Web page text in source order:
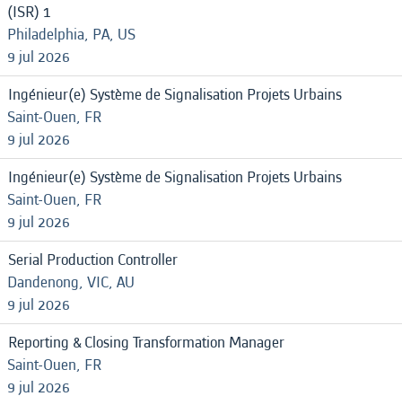
(ISR) 1
Philadelphia, PA, US
9 jul 2026
Ingénieur(e) Système de Signalisation Projets Urbains
Saint-Ouen, FR
9 jul 2026
Ingénieur(e) Système de Signalisation Projets Urbains
Saint-Ouen, FR
9 jul 2026
Serial Production Controller
Dandenong, VIC, AU
9 jul 2026
Reporting & Closing Transformation Manager
Saint-Ouen, FR
9 jul 2026